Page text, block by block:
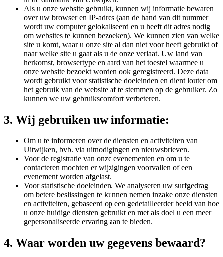
Als u onze website gebruikt, kunnen wij informatie bewaren
over uw browser en IP-adres (aan de hand van dit nummer
wordt uw computer gelokaliseerd en u heeft dit adres nodig
om websites te kunnen bezoeken). We kunnen zien van welke
site u komt, waar u onze site al dan niet voor heeft gebruikt of
naar welke site u gaat als u de onze verlaat. Uw land van
herkomst, browsertype en aard van het toestel waarmee u
onze website bezoekt worden ook geregistreerd. Deze data
wordt gebruikt voor statistische doeleinden en dient louter om
het gebruik van de website af te stemmen op de gebruiker. Zo
kunnen we uw gebruikscomfort verbeteren.
3. Wij gebruiken uw informatie:
Om u te informeren over de diensten en activiteiten van
Uitwijken, bvb. via uitnodigingen en nieuwsbrieven.
Voor de registratie van onze evenementen en om u te
contacteren mochten er wijzigingen voorvallen of een
evenement worden afgelast.
Voor statistische doeleinden. We analyseren uw surfgedrag
om betere beslissingen te kunnen nemen inzake onze diensten
en activiteiten, gebaseerd op een gedetailleerder beeld van hoe
u onze huidige diensten gebruikt en met als doel u een meer
gepersonaliseerde ervaring aan te bieden.
4. Waar worden uw gegevens bewaard?